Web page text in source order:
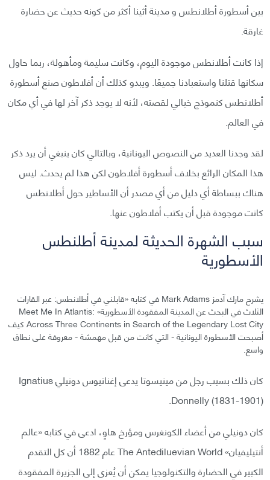
بين أسطورة أطلانطس و مدينة أثينا أكثر من كونه حديث عن حضارة
غارقة.
إذا كانت أطلانطس موجودة اليوم، وكانت سليمة ومأهولة، ربما حاول
سكانها قتلنا واستعبادنا جميعًا. ويبدو كذلك أن أفلاطون صنع أسطورة
أطلانطس كنموذج خيالي لقصته، لأنه لا يوجد ذكر آخر لها في أي مكان
في العالم.
لقد وجدنا العديد من النصوص اليونانية، وبالتالي كان ينبغي أن يرد ذكر
هذا المكان الرائع بخلاف أسطورة أفلاطون لكن هذا لم يحدث. ليس
هناك ببساطة أي دليل من أي مصدر أن الأساطير حول أطلانطس
كانت موجودة قبل أن يكتب أفلاطون عنها.
سبب الشهرة الحديثة لمدينة أطلنطس
الأسطورية
يشرح مارك آدمز Mark Adams في كتابه «قابلني في أطلانطس: عبر القارات
الثلاث في البحث عن المدينة المفقودة الأسطورية» Meet Me In Atlantis:
Across Three Continents in Search of the Legendary Lost City كيف
أصبحت الأسطورة اليونانية - التي كانت من قبل مهمشة - معروفة على نطاق
واسع.
كان ذلك بسبب رجل من مينيسوتا يدعى إغناتيوس دونيلي Ignatius
Donnelly (1831-1901).
كان دونيلي من أعضاء الكونغرس ومؤرخ هاوٍ، ادعى في كتابه «عالم
أنتيليفيان» The Antediluevian World عام 1882 أن كل التقدم
الكبير في الحضارة والتكنولوجيا يمكن أن يُعزى إلى الجزيرة المفقودة